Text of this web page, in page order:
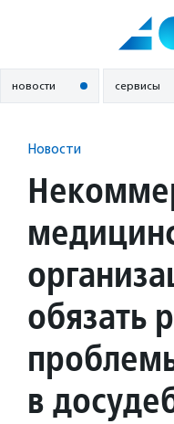
новости сервисы
Новости
обязать
в